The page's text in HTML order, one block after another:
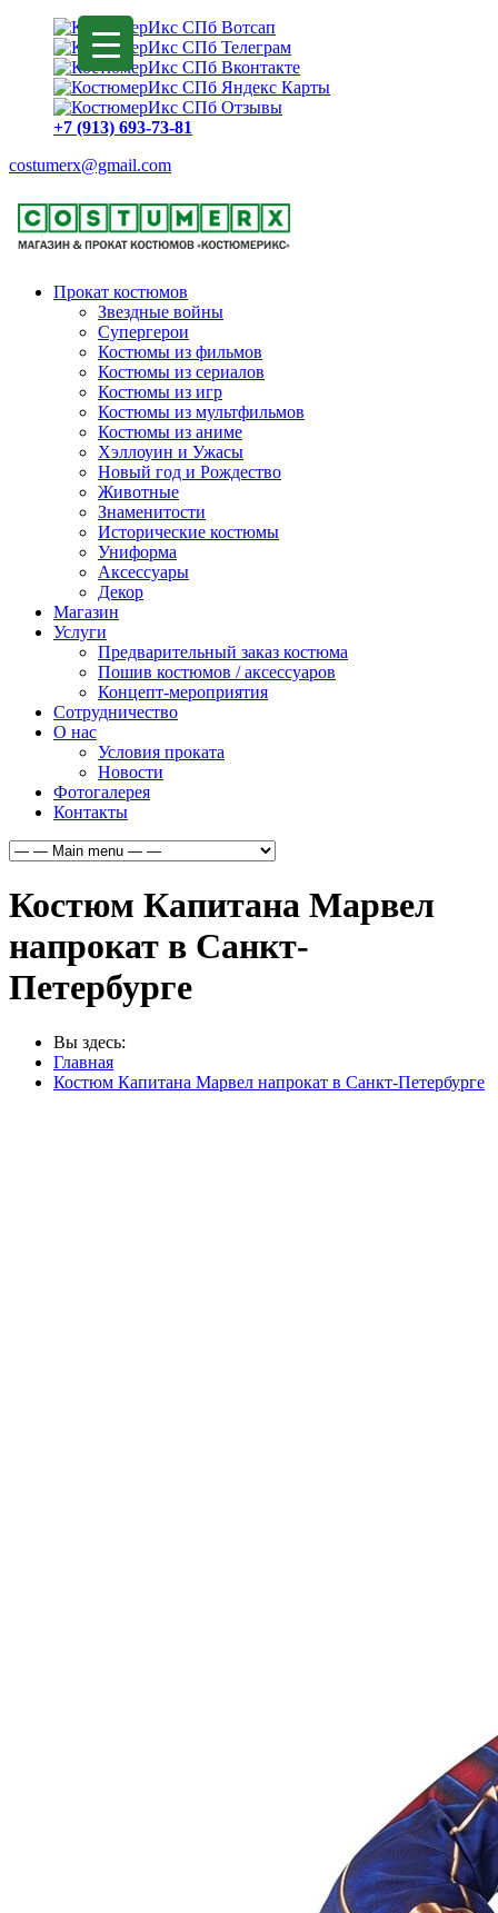
+7 (913) 693-73-81
costumerx@gmail.com
Прокат костюмов
Звездные войны
Супергерои
Костюмы из фильмов
Костюмы из сериалов
Костюмы из игр
Костюмы из мультфильмов
Костюмы из аниме
Хэллоуин и Ужасы
Новый год и Рождество
Животные
Знаменитости
Исторические костюмы
Униформа
Аксессуары
Декор
Магазин
Услуги
Предварительный заказ костюма
Пошив костюмов / аксессуаров
Концепт-мероприятия
Сотрудничество
О нас
Условия проката
Новости
Фотогалерея
Контакты
Костюм Капитана Марвел
напрокат в Санкт-
Петербурге
Вы здесь:
Главная
Костюм Капитана Марвел напрокат в Санкт-Петербурге